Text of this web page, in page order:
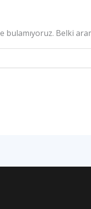
bulamıyoruz. Belki